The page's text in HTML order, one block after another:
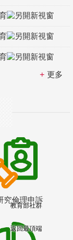
更多
究倫理申訴
教育部社群
返回最頂端